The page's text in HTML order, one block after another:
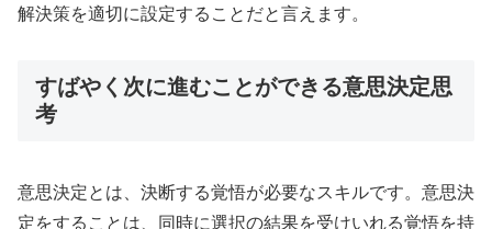
解決策を適切に設定することだと言えます。
すばやく次に進むことができる意思決定思
考
意思決定とは、決断する覚悟が必要なスキルです。意思決
定をすることは、同時に選択の結果を受けいれる覚悟を持